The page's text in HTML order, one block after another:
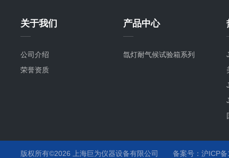
关于我们
公司介绍
荣誉资质
产品中心
氙灯耐气候试验箱系列
版权所有©2026 上海巨为仪器设备有限公司 备案号：沪ICP